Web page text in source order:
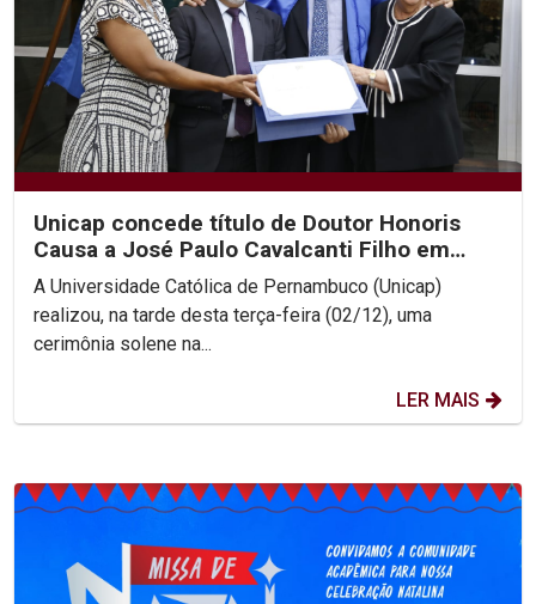
Unicap concede título de Doutor Honoris
Causa a José Paulo Cavalcanti Filho em
cerimônia histórica
A Universidade Católica de Pernambuco (Unicap)
realizou, na tarde desta terça-feira (02/12), uma
cerimônia solene na...
LER MAIS